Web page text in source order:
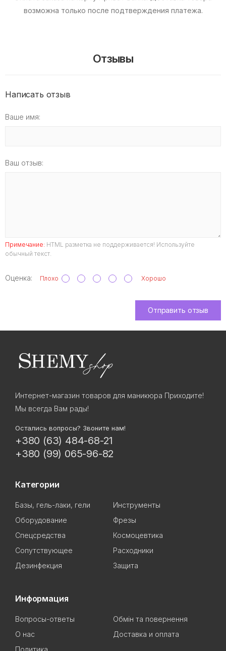
возможна только после подтверждения платежа.
Отзывы
Написать отзыв
Ваше имя:
Ваш отзыв:
Примечание: HTML разметка не поддерживается! Используйте
обычный текст.
Оценка: Плохо Хорошо
Отправить отзыв
Интернет-магазин товаров для маникюра Приходите!
Мы всегда Вам рады!
Остались вопросы? Звоните нам!
+380 (63) 484-68-21
+380 (99) 065-96-82
Категории
Базы, гель-лаки, гели
Инструменты
Оборудование
Фрезы
Спецсредства
Космоцевтика
Сопутствующее
Расходники
Дезинфекция
Защита
Информация
Вопросы-ответы
Обмін та повернення
О нас
Доставка и оплата
Политика